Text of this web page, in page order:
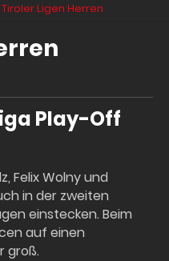
Tiroler Ligen Herren
Play-Off
Felix Wolny und
in der zweiten
einstecken. Beim
auf einen
groß.